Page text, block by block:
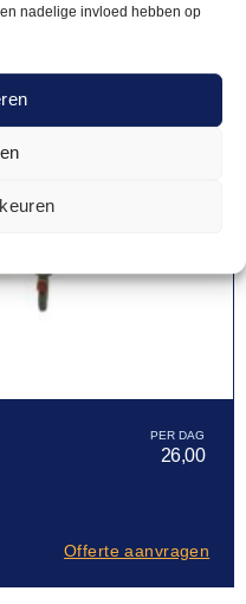
nadelige invloed hebben op
26,00
Offerte aanvragen